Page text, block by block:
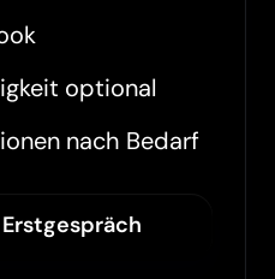
optional
nach Bedarf